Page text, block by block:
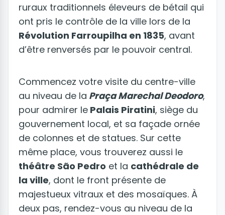
ruraux traditionnels éleveurs de bétail qui
ont pris le contrôle de la ville lors de la
Révolution Farroupilha en 1835, avant
d’être renversés par le pouvoir central.
Commencez votre visite du centre-ville
au niveau de la Praça Marechal Deodoro,
pour admirer le Palais Piratini, siège du
gouvernement local, et sa façade ornée
de colonnes et de statues. Sur cette
même place, vous trouverez aussi le
théâtre São Pedro et la cathédrale de
la ville, dont le front présente de
majestueux vitraux et des mosaïques. À
deux pas, rendez-vous au niveau de la